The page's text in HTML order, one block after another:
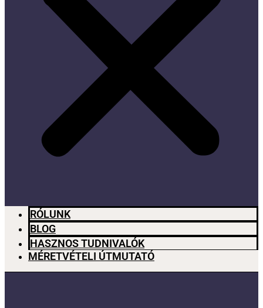
RÓLUNK
BLOG
HASZNOS TUDNIVALÓK
MÉRETVÉTELI ÚTMUTATÓ